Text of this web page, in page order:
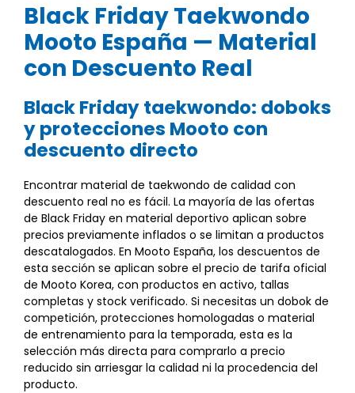
Black Friday Taekwondo
Mooto España — Material
con Descuento Real
Black Friday taekwondo: doboks
y protecciones Mooto con
descuento directo
Encontrar material de taekwondo de calidad con
descuento real no es fácil. La mayoría de las ofertas
de Black Friday en material deportivo aplican sobre
precios previamente inflados o se limitan a productos
descatalogados. En Mooto España, los descuentos de
esta sección se aplican sobre el precio de tarifa oficial
de Mooto Korea, con productos en activo, tallas
completas y stock verificado. Si necesitas un dobok de
competición, protecciones homologadas o material
de entrenamiento para la temporada, esta es la
selección más directa para comprarlo a precio
reducido sin arriesgar la calidad ni la procedencia del
producto.